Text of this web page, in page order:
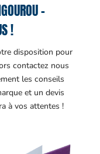
–
!
disposition pour
contactez nous
les conseils
et un devis
à vos attentes !